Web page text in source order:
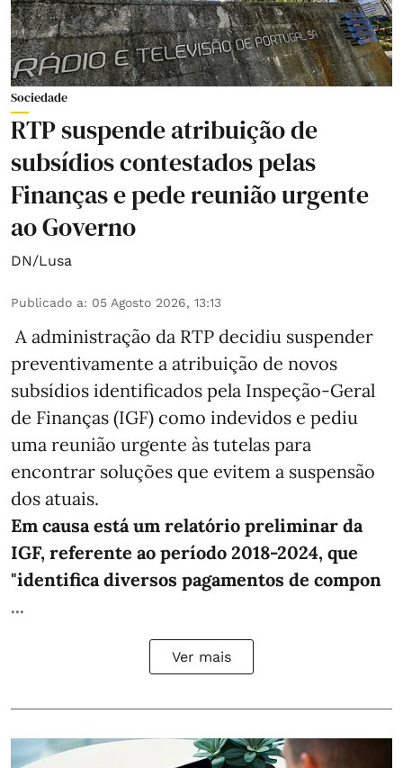
Sociedade
RTP suspende atribuição de
subsídios contestados pelas
Finanças e pede reunião urgente
ao Governo
DN/Lusa
Publicado a: 05 Agosto 2026, 13:13
A administração da RTP decidiu suspender
preventivamente a atribuição de novos
subsídios identificados pela Inspeção-Geral
de Finanças (IGF) como indevidos e pediu
uma reunião urgente às tutelas para
encontrar soluções que evitem a suspensão
dos atuais.
Em causa está um relatório preliminar da
IGF, referente ao período 2018-2024, que
"identifica diversos pagamentos de compon
...
Ver mais